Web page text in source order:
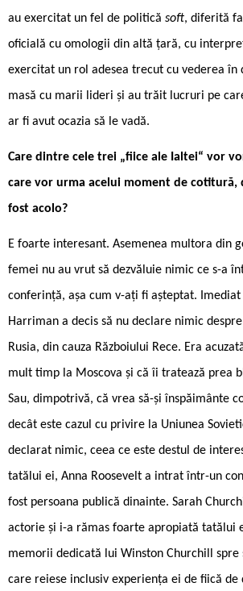
au exercitat un fel de politică soft, diferită
oficială cu omologii din altă țară, cu
exercitat un rol adesea trecut cu vederea în
masă cu marii lideri și au trăit lucruri pe
ar fi avut ocazia să le vadă.
Care dintre cele trei „fiice ale Ialtei“ vor
care vor urma acelui moment de cotitură,
fost acolo?
E foarte interesant. Asemenea multora din
femei nu au vrut să dezvăluie nimic ce s-a
conferință, așa cum v-ați fi așteptat. Imediat
Harriman a decis să nu declare nimic
Rusia, din cauza Războiului Rece. Era
mult timp la Moscova și că îi tratează prea
Sau, dimpotrivă, că vrea să-și înspăimânte
decât este cazul cu privire la Uniunea
declarat nimic, ceea ce este destul de
tatălui ei, Anna Roosevelt a intrat într-un
fost persoana publică dinainte. Sarah
actorie și i-a rămas foarte apropiată tatălui
memorii dedicată lui Winston Churchill
care reiese inclusiv experiența ei de fiică